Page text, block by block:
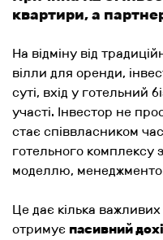
квартири, а
На відміну від
вілли для оренди,
суті, вхід у готельний
участі. Інвестор не
стає співвласником
готельного комплексу
моделлю,
Це дає кілька
отримує пасивний